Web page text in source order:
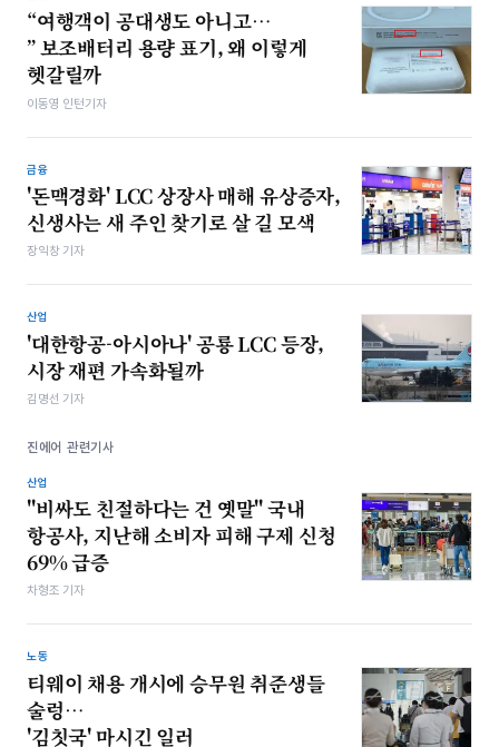
“여행객이 공대생도 아니고…
” 보조배터리 용량 표기, 왜 이렇게
헷갈릴까
이동영 인턴기자
금융
'돈맥경화' LCC 상장사 매해 유상증자,
신생사는 새 주인 찾기로 살 길 모색
장익창 기자
산업
'대한항공-아시아나' 공룡 LCC 등장,
시장 재편 가속화될까
김명선 기자
진에어 관련기사
산업
"비싸도 친절하다는 건 옛말" 국내
항공사, 지난해 소비자 피해 구제 신청
69% 급증
차형조 기자
노동
티웨이 채용 개시에 승무원 취준생들
술렁…
'김칫국' 마시긴 일러